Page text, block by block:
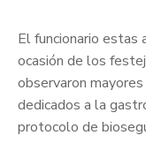
El funcionario estas
ocasión de los
observaron
dedicados a la
protocolo de